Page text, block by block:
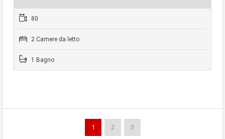
80
2 Camere da letto
1 Bagno
1 2 3